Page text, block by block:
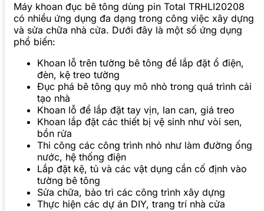
Máy khoan đục bê tông dùng pin Total TRHLI20208
có nhiều ứng dụng đa dạng trong công việc xây dựng
và sửa chữa nhà cửa. Dưới đây là một số ứng dụng
phổ biến:
Khoan lỗ trên tường bê tông để lắp đặt ổ điện,
đèn, kệ treo tường
Đục phá bê tông quy mô nhỏ trong quá trình cải
tạo nhà
Khoan lỗ để lắp đặt tay vịn, lan can, giá treo
Khoan lắp đặt các thiết bị vệ sinh như vòi sen,
bồn rửa
Thi công các công trình nhỏ như làm đường ống
nước, hệ thống điện
Lắp đặt kệ, tủ và các vật dụng cần cố định vào
tường bê tông
Sửa chữa, bảo trì các công trình xây dựng
Thực hiện các dự án DIY, trang trí nhà cửa